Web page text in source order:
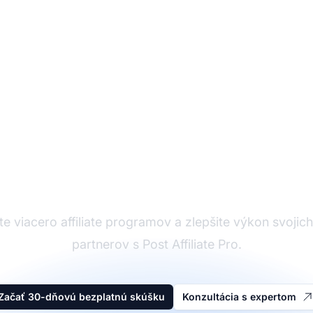
viacero affiliate programov a zlepšite výkon
partnerov s Post Affiliate Pro.
30-dňovú bezplatnú skúšku Konzultácia s expertom